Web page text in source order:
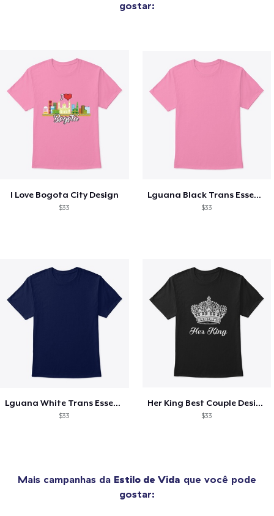
gostar:
I Love Bogota City Design
$33
Lguana Black Trans Essential Design
$33
Lguana White Trans Essential Design
$33
Her King Best Couple Design
$33
Mais campanhas da Estilo de Vida que você pode
gostar: